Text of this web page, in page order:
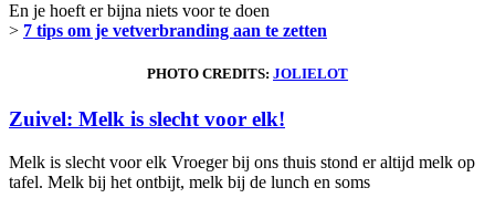
En je hoeft er bijna niets voor te doen
> 7 tips om je vetverbranding aan te zetten
PHOTO CREDITS: JOLIELOT
Zuivel: Melk is slecht voor elk!
Melk is slecht voor elk Vroeger bij ons thuis stond er altijd melk op
tafel. Melk bij het ontbijt, melk bij de lunch en soms